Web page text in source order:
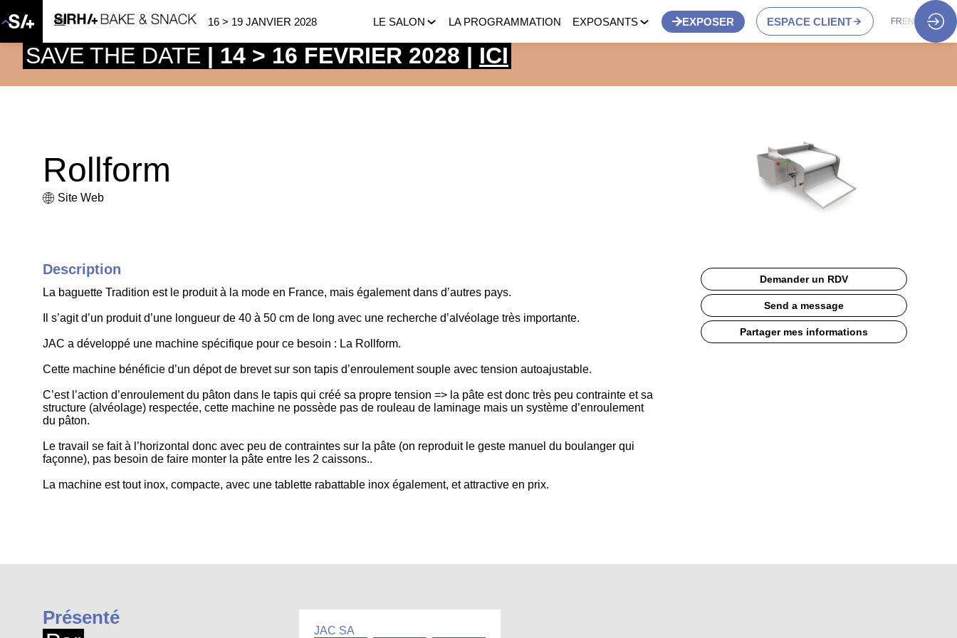
16 > 19 JANVIER 2028 LE SALON LA PROGRAMMATION EXPOSANTS EXPOSER ESPACE CLIENT FR EN
Rollform
Site Web
Demander un RDV
Send a message
Partager mes informations
Description
La baguette Tradition est le produit à la mode en France, mais également dans d’autres pays.
Il s’agit d’un produit d’une longueur de 40 à 50 cm de long avec une recherche d’alvéolage très importante.
JAC a développé une machine spécifique pour ce besoin : La Rollform.
Cette machine bénéficie d’un dépot de brevet sur son tapis d’enroulement souple avec tension autoajustable.
C’est l’action d’enroulement du pâton dans le tapis qui créé sa propre tension => la pâte est donc très peu contrainte et sa
structure (alvéolage) respectée, cette machine ne possède pas de rouleau de laminage mais un système d’enroulement
du pâton.
Le travail se fait à l’horizontal donc avec peu de contraintes sur la pâte (on reproduit le geste manuel du boulanger qui
façonne), pas besoin de faire monter la pâte entre les 2 caissons..
La machine est tout inox, compacte, avec une tablette rabattable inox également, et attractive en prix.
Présenté
JAC SA
SAVE THE DATE | 14 > 16 FEVRIER 2028 | ICI